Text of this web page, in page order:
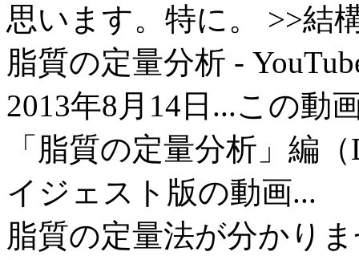
思います。特に。 >>結
脂質の定量分析 -
2013年8月14日...この動
「脂質の定量分析」編
イジェスト版の動画...
脂質の定量法が分かり